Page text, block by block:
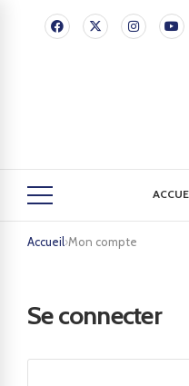
Accueil›Mon compte
Se connecter